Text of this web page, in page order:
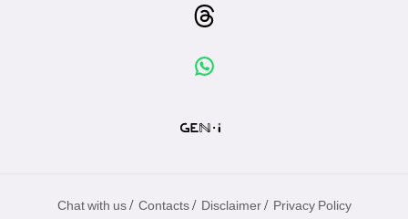
Chat with us / Contacts / Disclaimer / Privacy Policy